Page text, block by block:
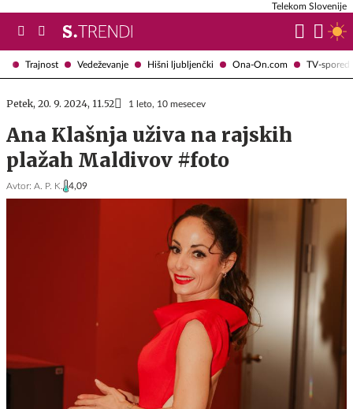
Trajnost Vedeževanje Hišni ljubljenčki Ona-On.com TV-spored
Telekom Slovenije
Petek, 20. 9. 2024, 11.52 1 leto, 10 mesecev
Ana Klašnja uživa na rajskih
plažah Maldivov #foto
Avtor: A. P. K. 4,09